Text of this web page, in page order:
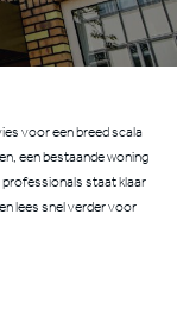
voor een breed scala
een bestaande woning
staat klaar
lees snel verder voor